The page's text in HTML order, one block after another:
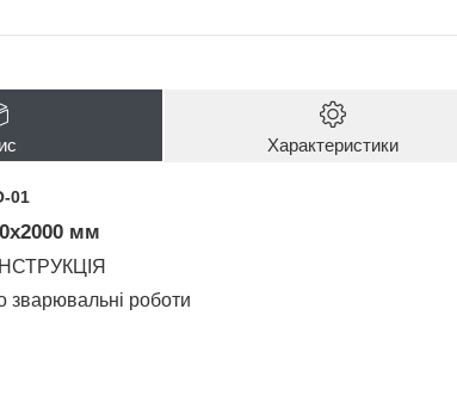
Характеристики
01
мм
зварювальні роботи